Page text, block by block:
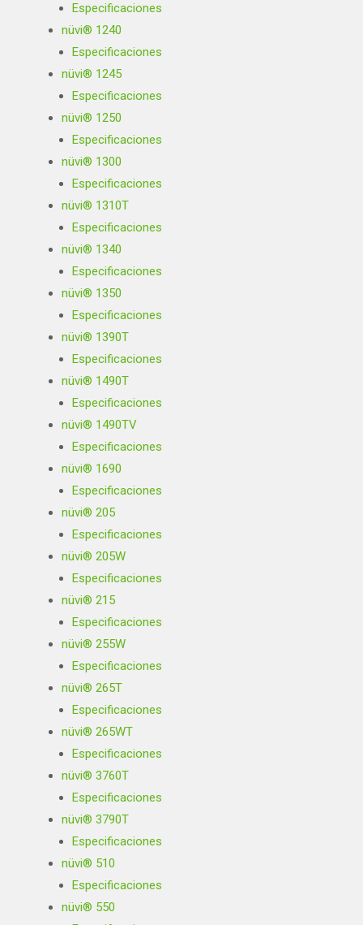
Especificaciones
nüvi® 1240
Especificaciones
nüvi® 1245
Especificaciones
nüvi® 1250
Especificaciones
nüvi® 1300
Especificaciones
nüvi® 1310T
Especificaciones
nüvi® 1340
Especificaciones
nüvi® 1350
Especificaciones
nüvi® 1390T
Especificaciones
nüvi® 1490T
Especificaciones
nüvi® 1490TV
Especificaciones
nüvi® 1690
Especificaciones
nüvi® 205
Especificaciones
nüvi® 205W
Especificaciones
nüvi® 215
Especificaciones
nüvi® 255W
Especificaciones
nüvi® 265T
Especificaciones
nüvi® 265WT
Especificaciones
nüvi® 3760T
Especificaciones
nüvi® 3790T
Especificaciones
nüvi® 510
Especificaciones
nüvi® 550